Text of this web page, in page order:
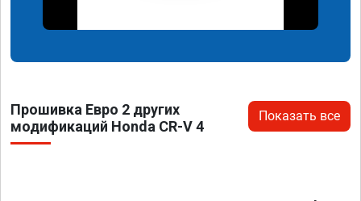
Прошивка Евро 2 других
модификаций Honda CR-V 4
Показать все